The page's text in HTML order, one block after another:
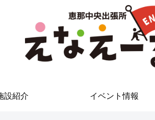
設紹介 イベント情報